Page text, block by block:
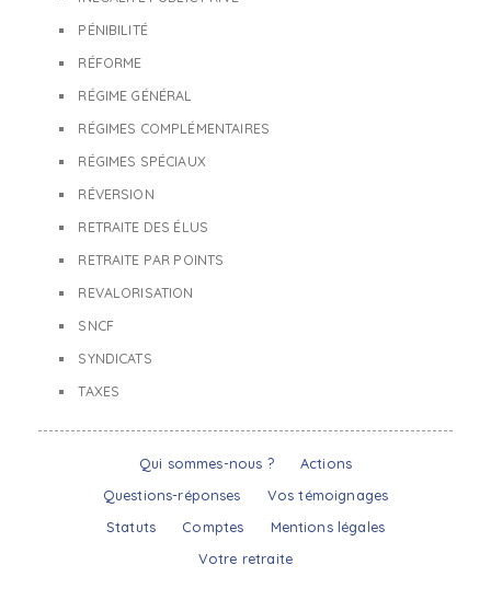
PÉNIBILITÉ
RÉFORME
RÉGIME GÉNÉRAL
RÉGIMES COMPLÉMENTAIRES
RÉGIMES SPÉCIAUX
RÉVERSION
RETRAITE DES ÉLUS
RETRAITE PAR POINTS
REVALORISATION
SNCF
SYNDICATS
TAXES
Qui sommes-nous ?
Actions
Questions-réponses
Vos témoignages
Statuts
Comptes
Mentions légales
Votre retraite